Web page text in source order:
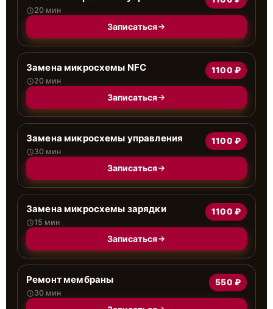
20 мин
Записаться
Замена микросхемы NFC
20 мин
1100 ₽
Записаться
Замена микросхемы управления
30 мин
1100 ₽
Записаться
Замена микросхемы зарядки
15 мин
1100 ₽
Записаться
Ремонт мембраны
30 мин
550 ₽